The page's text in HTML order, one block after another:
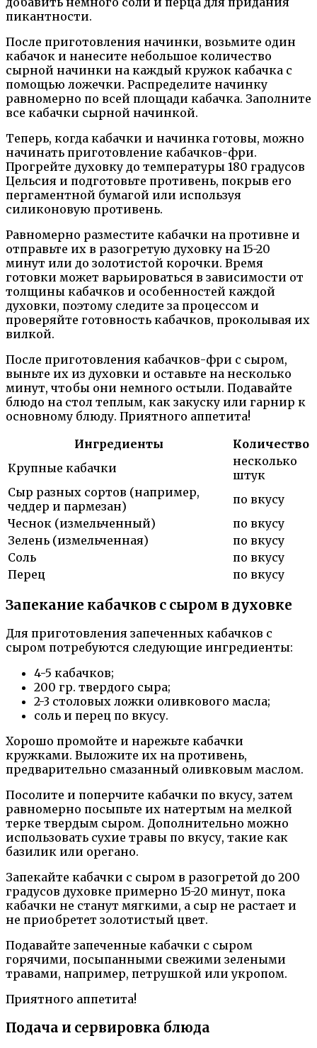
пикантности.
После приготовления начинки, возьмите один
кабачок и нанесите небольшое количество
сырной начинки на каждый кружок кабачка с
помощью ложечки. Распределите начинку
равномерно по всей площади кабачка. Заполните
все кабачки сырной начинкой.
Теперь, когда кабачки и начинка готовы, можно
начинать приготовление кабачков-фри.
Прогрейте духовку до температуры 180 градусов
Цельсия и подготовьте противень, покрыв его
пергаментной бумагой или используя
силиконовую противень.
Равномерно разместите кабачки на противне и
отправьте их в разогретую духовку на 15-20
минут или до золотистой корочки. Время
готовки может варьироваться в зависимости от
толщины кабачков и особенностей каждой
духовки, поэтому следите за процессом и
проверяйте готовность кабачков, проколывая их
вилкой.
После приготовления кабачков-фри с сыром,
выньте их из духовки и оставьте на несколько
минут, чтобы они немного остыли. Подавайте
блюдо на стол теплым, как закуску или гарнир к
основному блюду. Приятного аппетита!
Ингредиенты
Количество
Крупные кабачки
несколько
штук
Сыр разных сортов (например,
чеддер и пармезан)
по вкусу
Чеснок (измельченный)
по вкусу
Зелень (измельченная)
по вкусу
Соль
по вкусу
Перец
по вкусу
Запекание кабачков с сыром в духовке
Для приготовления запеченных кабачков с
сыром потребуются следующие ингредиенты:
4-5 кабачков;
200 гр. твердого сыра;
2-3 столовых ложки оливкового масла;
соль и перец по вкусу.
Хорошо промойте и нарежьте кабачки
кружками. Выложите их на противень,
предварительно смазанный оливковым маслом.
Посолите и поперчите кабачки по вкусу, затем
равномерно посыпьте их натертым на мелкой
терке твердым сыром. Дополнительно можно
использовать сухие травы по вкусу, такие как
базилик или орегано.
Запекайте кабачки с сыром в разогретой до 200
градусов духовке примерно 15-20 минут, пока
кабачки не станут мягкими, а сыр не растает и
не приобретет золотистый цвет.
Подавайте запеченные кабачки с сыром
горячими, посыпанными свежими зелеными
травами, например, петрушкой или укропом.
Приятного аппетита!
Подача и сервировка блюда